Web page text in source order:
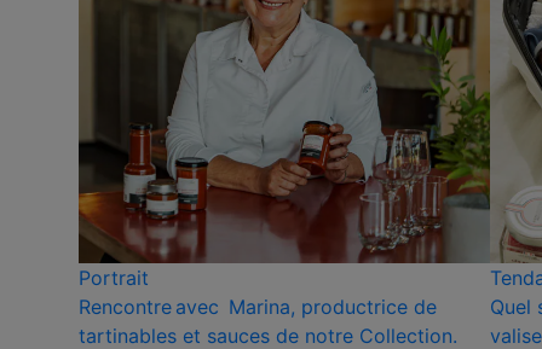
Portrait
Rencontre avec Marina, productrice de
tartinables et sauces de notre Collection.
Quel